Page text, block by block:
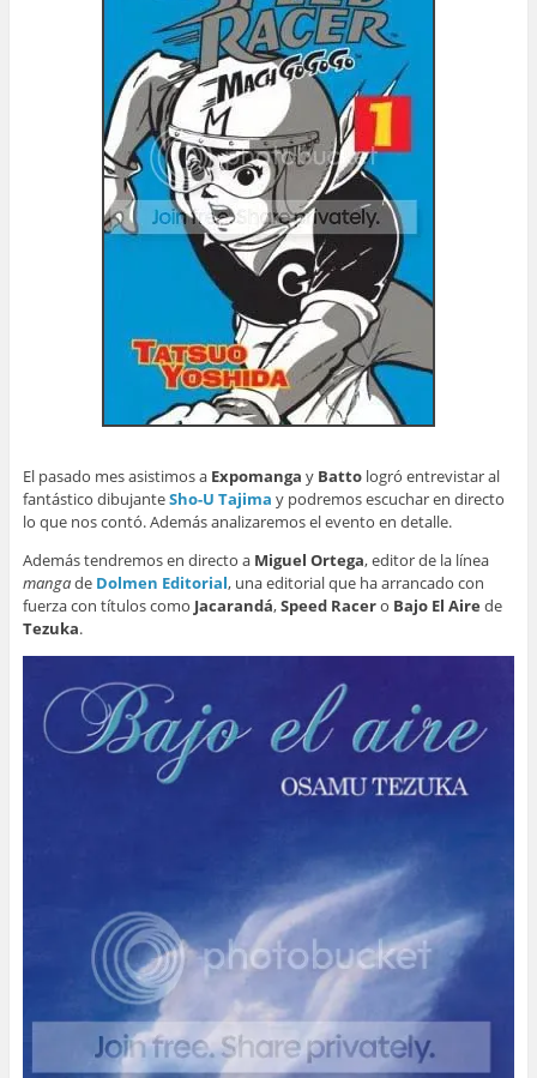
El pasado mes asistimos a Expomanga y Battologró entrevistar al
fantástico dibujanteSho-U Tajima y podremos escuchar en directo
lo que nos contó. Además analizaremos el evento en detalle.
Además tendremos en directo a Miguel Ortega, editor de la línea
mangade Dolmen Editorial, una editorial que ha arrancado con
fuerza con títulos como Jacarandá,Speed Racero Bajo El Aire de
Tezuka.